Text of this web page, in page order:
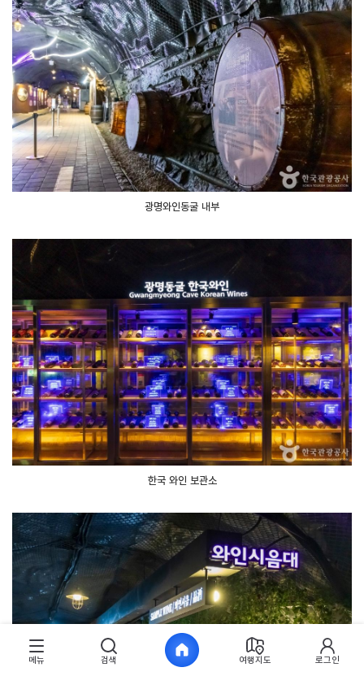
광명와인동굴 내부
한국 와인 보관소
메뉴 검색 여행지도 로그인